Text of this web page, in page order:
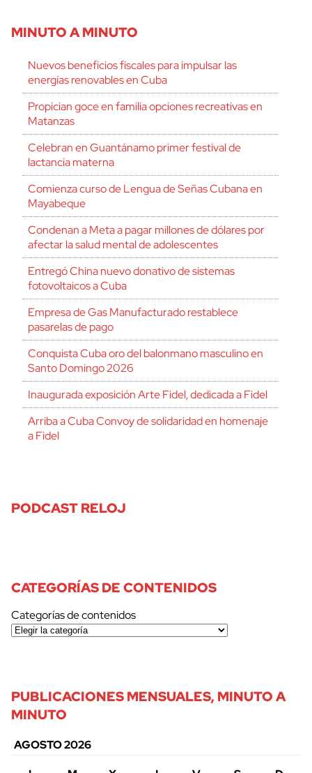
MINUTO A MINUTO
Nuevos beneficios fiscales para impulsar las
energías renovables en Cuba
Propician goce en familia opciones recreativas en
Matanzas
Celebran en Guantánamo primer festival de
lactancia materna
Comienza curso de Lengua de Señas Cubana en
Mayabeque
Condenan a Meta a pagar millones de dólares por
afectar la salud mental de adolescentes
Entregó China nuevo donativo de sistemas
fotovoltaicos a Cuba
Empresa de Gas Manufacturado restablece
pasarelas de pago
Conquista Cuba oro del balonmano masculino en
Santo Domingo 2026
Inaugurada exposición Arte Fidel, dedicada a Fidel
Arriba a Cuba Convoy de solidaridad en homenaje
a Fidel
PODCAST RELOJ
CATEGORÍAS DE CONTENIDOS
Categorías de contenidos
PUBLICACIONES MENSUALES, MINUTO A
MINUTO
AGOSTO 2026